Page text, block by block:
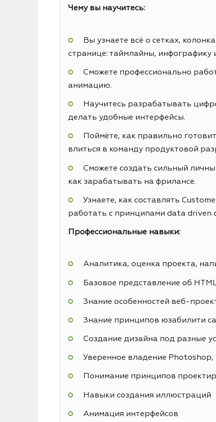
Чему вы научитесь:
Вы узнаете всё о сетках,
странице: таймлайны, инфографику
Сможете профессионально
анимацию.
Научитесь разрабатывать
делать удобные интерфейсы.
Поймёте, как правильно
влиться в команду продуктовой
Сможете создать сильный
как зарабатывать на фрилансе.
Узнаете, как составлять
работать с принципами data driven
Профессиональные навыки:
Аналитика, оценка проекта,
Базовое представление об
Знание особенностей веб-
Знание принципов юзабилити
Создание дизайна под разные
Уверенное владение
Понимание принципов
Навыки создания иллюстраций
Анимация интерфейсов